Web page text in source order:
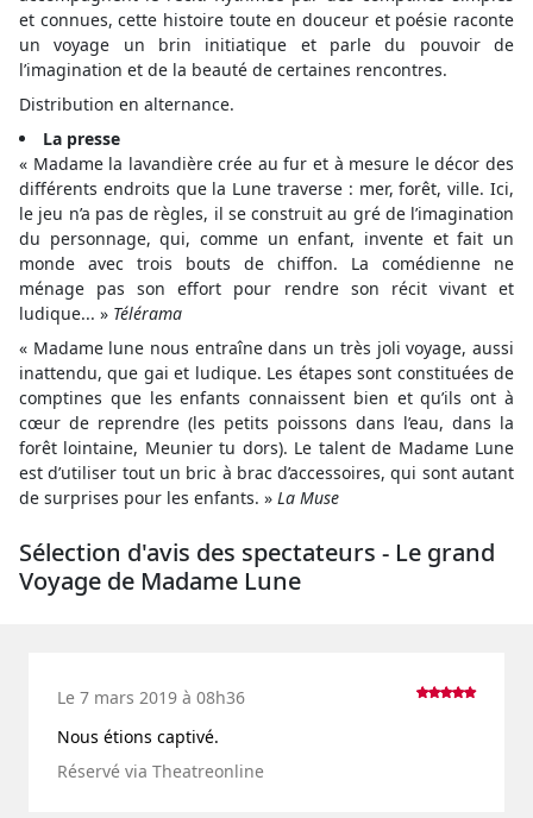
et connues, cette histoire toute en douceur et poésie raconte
un voyage un brin initiatique et parle du pouvoir de
l’imagination et de la beauté de certaines rencontres.
Distribution en alternance.
La presse
« Madame la lavandière crée au fur et à mesure le décor des
différents endroits que la Lune traverse : mer, forêt, ville. Ici,
le jeu n’a pas de règles, il se construit au gré de l’imagination
du personnage, qui, comme un enfant, invente et fait un
monde avec trois bouts de chiffon. La comédienne ne
ménage pas son effort pour rendre son récit vivant et
ludique... » Télérama
« Madame lune nous entraîne dans un très joli voyage, aussi
inattendu, que gai et ludique. Les étapes sont constituées de
comptines que les enfants connaissent bien et qu’ils ont à
cœur de reprendre (les petits poissons dans l’eau, dans la
forêt lointaine, Meunier tu dors). Le talent de Madame Lune
est d’utiliser tout un bric à brac d’accessoires, qui sont autant
de surprises pour les enfants. » La Muse
Sélection d'avis des spectateurs - Le grand
Voyage de Madame Lune
Le 7 mars 2019 à 08h36
Nous étions captivé.
Réservé via Theatreonline